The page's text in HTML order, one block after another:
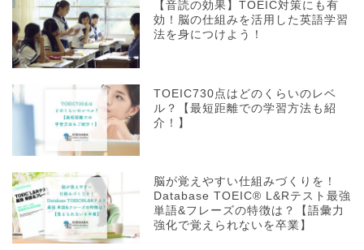
【音読の効果】TOEIC対策にも有
効！脳の仕組みを活用した英語学習
法を身につけよう！
TOEIC730点はどのくらいのレベ
ル？【最短距離での学習方法も紹
介！】
脳が覚えやすい仕組みづくりを！
Database TOEIC® L&Rテスト最強
単語&フレーズの特徴は？【語彙力
強化で覚えられないを卒業】